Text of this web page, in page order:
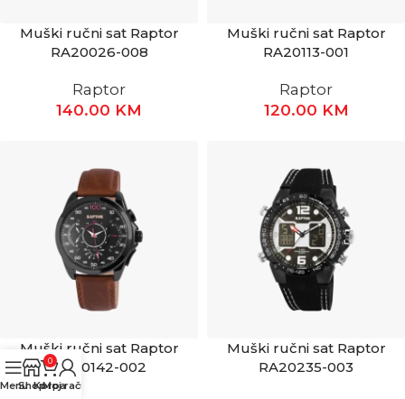
Muški ručni sat Raptor
RA20026-008
Raptor
140.00 KM
Muški ručni sat Raptor
RA20113-001
Raptor
120.00 KM
Muški ručni sat Raptor
RA20142-002
Muški ručni sat Raptor
RA20235-003
MenuShop
0
Korpa
Moj račun